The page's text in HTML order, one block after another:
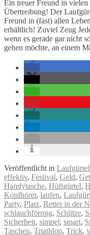
Ein treuer Freund in
Übertreibung! Der
Freund in (fast) allen
erhältlich! Zuviel Zeug
wenn es gerade gar nicht
gehen möchte, an einem
Veröffentlicht in Laufgürtel
effektiv, Festival, Geld,
Handytasche, Hüftgürtel,
Kopfhörer, laufen,
Party, Platz, Retter in der
schlauchförmig, Schlitze,
Sicherheit, simpel, smart,
Taschen, Triathlon, Trick,